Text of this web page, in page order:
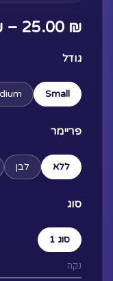
25.00 ₪
–
גודל
Small
פריימר
ללא לבן
סוג
סוג 1
נקה
כמות
Aurumvorax